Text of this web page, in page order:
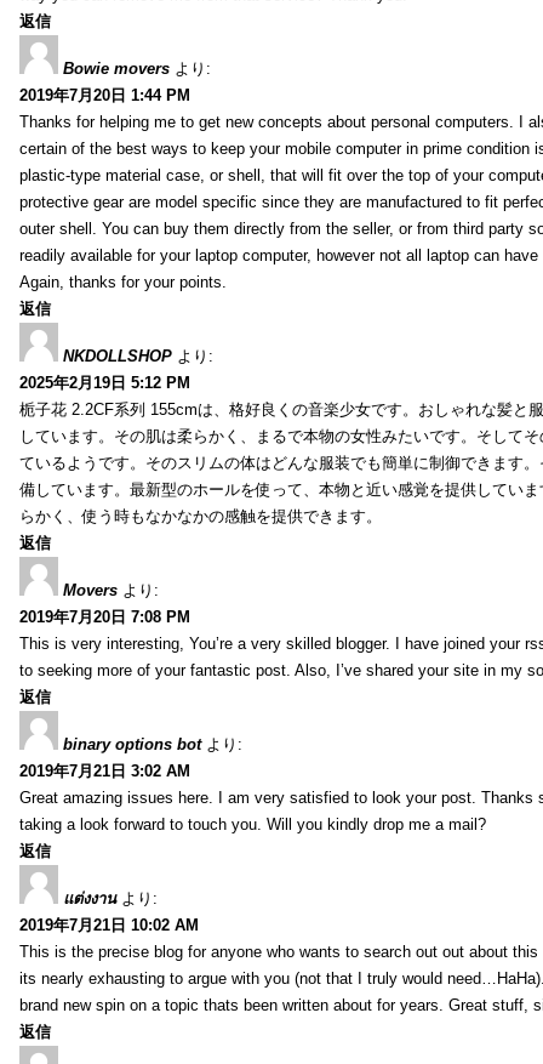
返信
Bowie movers より:
2019年7月20日 1:44 PM
Thanks for helping me to get new concepts about personal computers. I
certain of the best ways to keep your mobile computer in prime condition
plastic-type material case, or shell, that will fit over the top of your
protective gear are model specific since they are manufactured to fit
outer shell. You can buy them directly from the seller, or from third party
readily available for your laptop computer, however not all laptop can
Again, thanks for your points.
返信
NKDOLLSHOP より:
2025年2月19日 5:12 PM
栀子花 2.2CF系列 155cmは、格好良くの音楽少女です。おしゃれな髪と
しています。その肌は柔らかく、まるで本物の女性みたいです。そして
ているようです。そのスリムの体はどんな服装でも簡単に制御できます
備しています。最新型のホールを使って、本物と近い感覚を提供してい
らかく、使う時もなかなかの感触を提供できます。
返信
Movers より:
2019年7月20日 7:08 PM
This is very interesting, You’re a very skilled blogger. I have joined your
to seeking more of your fantastic post. Also, I’ve shared your site in my
返信
binary options bot より:
2019年7月21日 3:02 AM
Great amazing issues here. I am very satisfied to look your post. Thanks
taking a look forward to touch you. Will you kindly drop me a mail?
返信
แต่งงาน より:
2019年7月21日 10:02 AM
This is the precise blog for anyone who wants to search out out about
its nearly exhausting to argue with you (not that I truly would
brand new spin on a topic thats been written about for years. Great stuff,
返信